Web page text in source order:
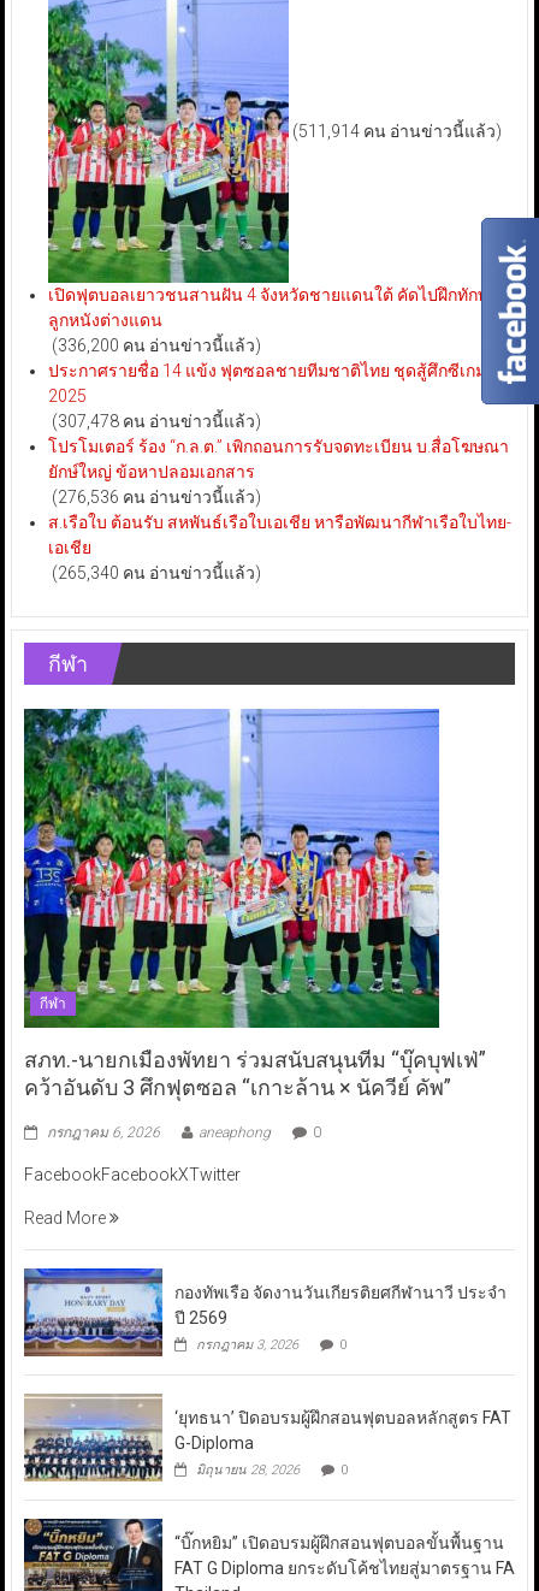
(511,914 คน อ่านข่าวนี้แล้ว)
เปิดฟุตบอลเยาวชนสานฝัน 4 จังหวัดชายแดนใต้ คัดไปฝึกทักษะ
ลูกหนังต่างแดน
(336,200 คน อ่านข่าวนี้แล้ว)
ประกาศรายชื่อ 14 แข้ง ฟุตซอลชายทีมชาติไทย ชุดสู้ศึกซีเกมส์
2025
(307,478 คน อ่านข่าวนี้แล้ว)
โปรโมเตอร์ ร้อง “ก.ล.ต.” เพิกถอนการรับจดทะเบียน บ.สื่อโฆษณา
ยักษ์ใหญ่ ข้อหาปลอมเอกสาร
(276,536 คน อ่านข่าวนี้แล้ว)
ส.เรือใบ ต้อนรับ สหพันธ์เรือใบเอเชีย หารือพัฒนากีฬาเรือใบไทย-
เอเชีย
(265,340 คน อ่านข่าวนี้แล้ว)
กีฬา
กีฬา
สภท.-นายกเมืองพัทยา ร่วมสนับสนุนทีม “บุ๊คบุฟเฟ่”
คว้าอันดับ 3 ศึกฟุตซอล “เกาะล้าน × นัควีย์ คัพ”
กรกฎาคม 6, 2026 aneaphong 0
FacebookFacebookXTwitter
Read More
กองทัพเรือ จัดงานวันเกียรติยศกีฬานาวี ประจำ
ปี 2569
กรกฎาคม 3, 2026 0
‘ยุทธนา’ ปิดอบรมผู้ฝึกสอนฟุตบอลหลักสูตร FAT
G-Diploma
มิถุนายน 28, 2026 0
“บิ๊กหยิม” เปิดอบรมผู้ฝึกสอนฟุตบอลขั้นพื้นฐาน
FAT G Diploma ยกระดับโค้ชไทยสู่มาตรฐาน FA